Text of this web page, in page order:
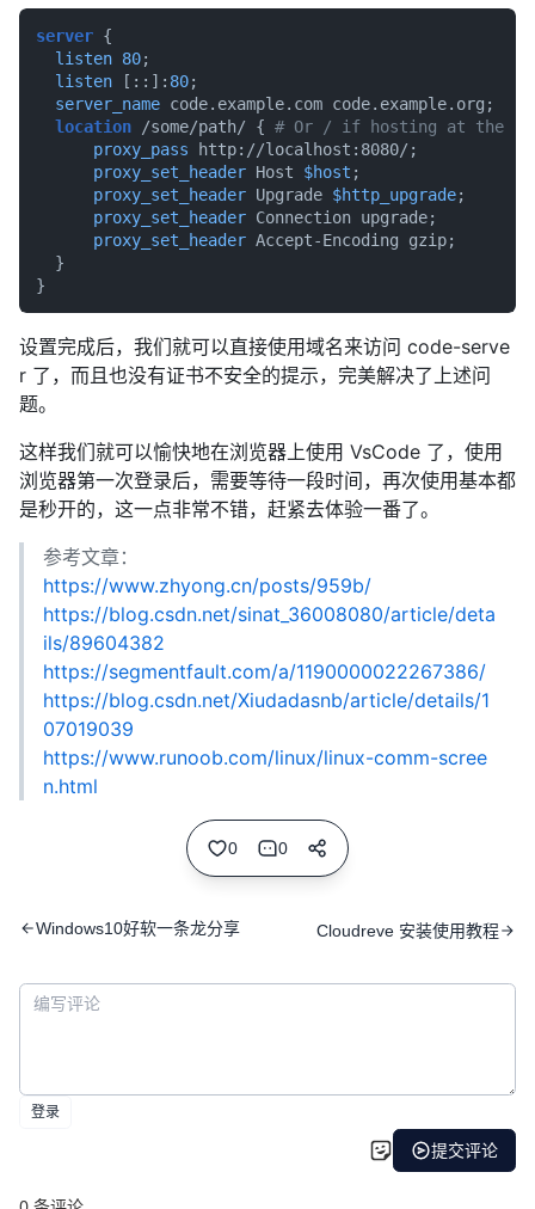
server {
listen 80;
listen [::]: 80;
server_name code.example.com code.example.org;
location /some/path/ { # Or / if hosting at the
proxy_pass http://localhost:8080/;
proxy_set_header Host $host ;
proxy_set_header Upgrade $http_upgrade;
proxy_set_header Connection upgrade;
proxy_set_header Accept-Encoding gzip;
  }
设置完成后，我们就可以直接使用域名来访问 code-serve
r 了，而且也没有证书不安全的提示，完美解决了上述问
题。
这样我们就可以愉快地在浏览器上使用 VsCode 了，使用
浏览器第一次登录后，需要等待一段时间，再次使用基本都
是秒开的，这一点非常不错，赶紧去体验一番了。
参考文章：
https://www.zhyong.cn/posts/959b/
https://blog.csdn.net/sinat_36008080/article/deta
ils/89604382
https://segmentfault.com/a/1190000022267386/
https://blog.csdn.net/Xiudadasnb/article/details/1
07019039
https://www.runoob.com/linux/linux-comm-scree
n.html
0 0
Windows10好软一条龙分享 Cloudreve 安装使用教程